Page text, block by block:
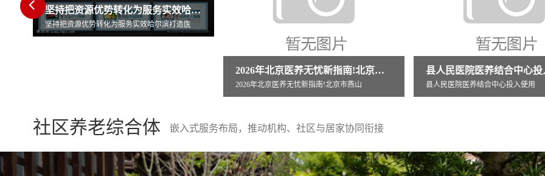
县人民医院医养结合中心投入使用
县人民医院医养结合中心投入使用
抗衰老与医养结合交流活动倒计时10
社区养老综合体 嵌入式服务布局，推动机构、社区与居家协同衔接